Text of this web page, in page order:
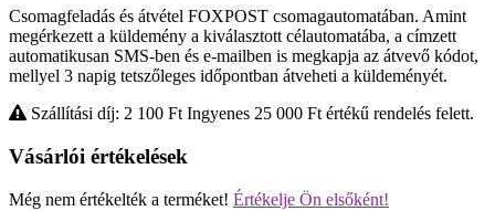
Csomagfeladás és átvétel FOXPOST csomagautomatában. Amint
megérkezett a küldemény a kiválasztott célautomatába, a címzett
automatikusan SMS-ben és e-mailben is megkapja az átvevő kódot,
mellyel 3 napig tetszőleges időpontban átveheti a küldeményét.
Szállítási díj: 2 100 Ft Ingyenes 25 000 Ft értékű rendelés felett.
Vásárlói értékelések
Még nem értékelték a terméket! Értékelje Ön elsőként!